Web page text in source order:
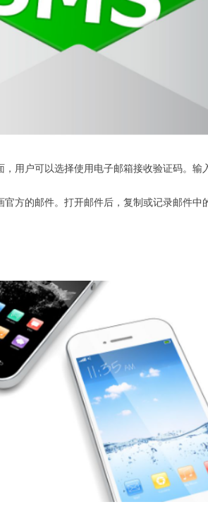
用户可以选择使用电子邮箱接收验证码。输
方的邮件。打开邮件后，复制或记录邮件